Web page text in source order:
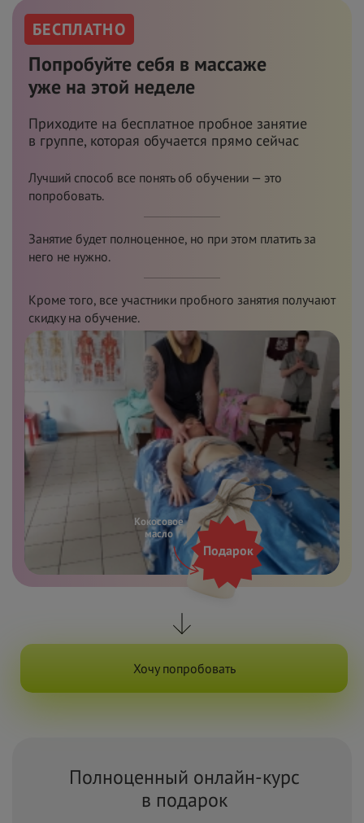
БЕСПЛАТНО
Попробуйте себя в массаже
уже на этой неделе
Приходите на бесплатное пробное занятие
в группе, которая обучается прямо сейчас
Лучший способ все понять об обучении — это
попробовать.
Занятие будет полноценное, но при этом платить за
него не нужно.
Кроме того, все участники пробного занятия получают
скидку на обучение.
Подарок
Кокосовое
масло
Хочу попробовать
Полноценный онлайн-курс
в подарок